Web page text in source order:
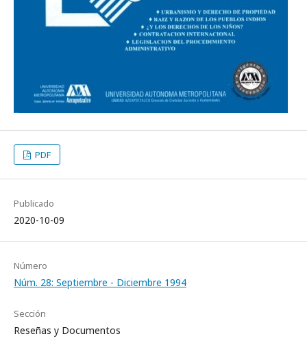
PDF
Publicado
2020-10-09
Número
Núm. 28: Septiembre - Diciembre 1994
Sección
Reseñas y Documentos